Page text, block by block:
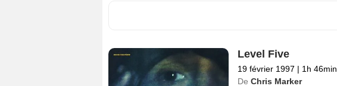
Level Five
19 février 1997 | 1h 46min
De Chris Marker